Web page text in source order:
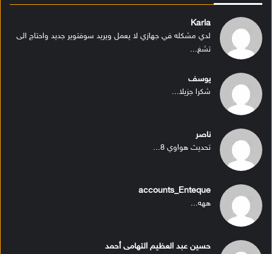
Karla
لدي مشكله في جهازي لا يعمل ويريد سوفتوير جديد واحتاج الى
تشغ...
يوسف
شكرا جزيلا...
ناصر
تحديث هواوي 8...
accounts_Enteque
ههه...
حسين عبد العظيم التهامى أحمد